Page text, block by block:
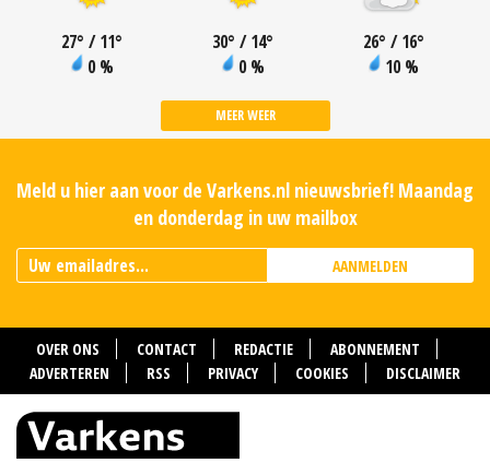
27° / 11°
0 %
30° / 14°
0 %
26° / 16°
10 %
MEER WEER
Meld u hier aan voor de Varkens.nl nieuwsbrief! Maandag
en donderdag in uw mailbox
AANMELDEN
OVER ONS CONTACT REDACTIE
ABONNEMENT
ADVERTEREN
RSS PRIVACY COOKIES DISCLAIMER